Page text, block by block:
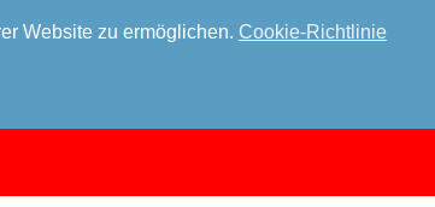
Website zu ermöglichen. Cookie-Richtlinie